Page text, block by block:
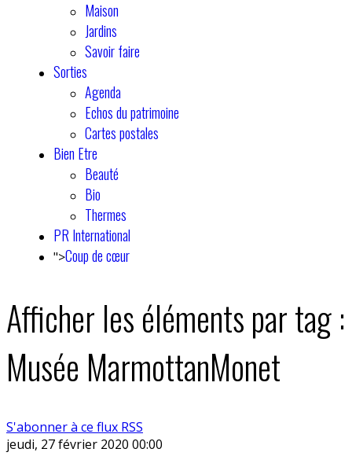
Maison
Jardins
Savoir faire
Sorties
Agenda
Echos du patrimoine
Cartes postales
Bien Etre
Beauté
Bio
Thermes
PR International
">Coup de cœur
Afficher les éléments par tag :
Musée MarmottanMonet
S'abonner à ce flux RSS
jeudi, 27 février 2020 00:00